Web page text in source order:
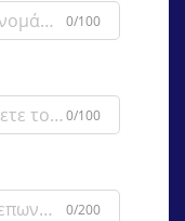
0/100
0/100
0/200